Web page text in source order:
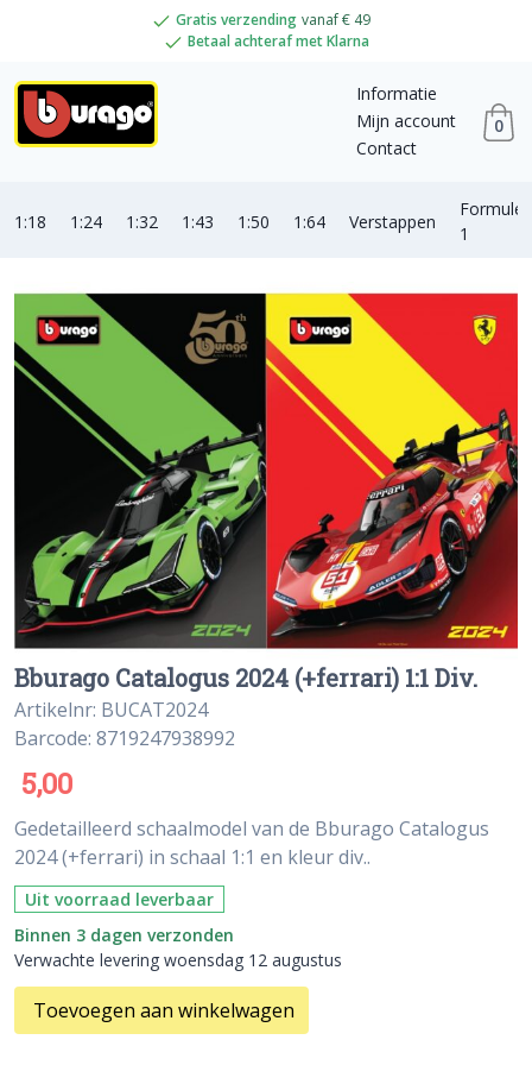
Gratis verzending vanaf € 49
Betaal achteraf met Klarna
Informatie
Mijn account
Contact
0
1:18 1:24 1:32 1:43 1:50 1:64 Verstappen
Formule
1
Bburago Catalogus 2024 (+ferrari) 1:1 Div.
Artikelnr: BUCAT2024
Barcode: 8719247938992
5,00
Gedetailleerd schaalmodel van de Bburago Catalogus
2024 (+ferrari) in schaal 1:1 en kleur div..
Uit voorraad leverbaar
Binnen 3 dagen verzonden
Verwachte levering woensdag 12 augustus
Toevoegen aan winkelwagen